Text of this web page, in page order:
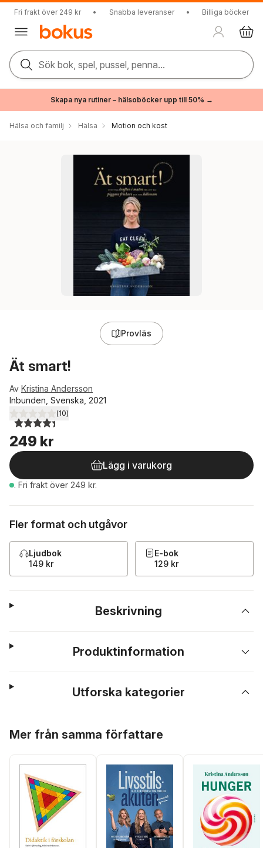
Fri frakt över 249 kr • Snabba leveranser • Billiga böcker
Sök bok, spel, pussel, penna...
Skapa nya rutiner – hälsoböcker upp till 50% →
Hälsa och familj Hälsa Motion och kost
Provläs
Ät smart!
Av Kristina Andersson
Inbunden, Svenska, 2021
4,4utav 5 stjärnor. Totalt antal röster:
(10)
249 kr
Lägg i varukorg
. Fri frakt över 249 kr.
Fler format och utgåvor
Ljudbok
149 kr
E-bok
129 kr
Beskrivning
Produktinformation
Utforska kategorier
Mer från samma författare